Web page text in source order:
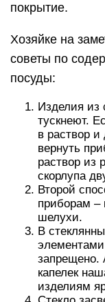
покрытие.
Хозяйке на
советы по
посуды:
Изделия из
тускнеют.
в раствор и
вернуть
раствор из
скорлупа
Второй
приборам –
шелухи.
В
запрещено.
капелек
изделиям